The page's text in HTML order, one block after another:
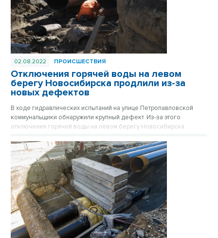
02.08.2022 ПРОИСШЕСТВИЯ
Отключения горячей воды на левом
берегу Новосибирска продлили из-за
новых дефектов
В ходе гидравлических испытаний на улице Петропавловской
коммунальщики обнаружили крупный дефект. Из-за этого
отключения горячей воды на левом берегу Новосибирска